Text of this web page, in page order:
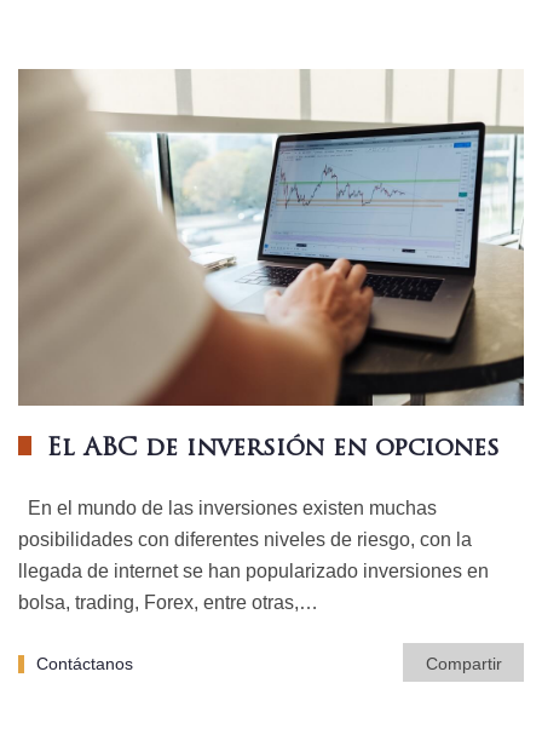
El ABC de inversión en opciones
En el mundo de las inversiones existen muchas
posibilidades con diferentes niveles de riesgo, con la
llegada de internet se han popularizado inversiones en
bolsa, trading, Forex, entre otras,…
Contáctanos Compartir